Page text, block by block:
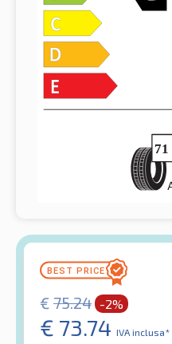
€ 75.24 -2%
€ 73.74 IVA inclusa*